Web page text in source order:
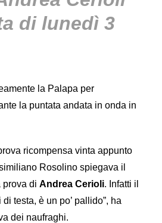
di lunedì 3
la Palapa per
la puntata andata in onda in
ricompensa vinta appunto
Rosolino spiegava il
prova di Andrea Cerioli. Infatti il
testa, è un po’ pallido”, ha
dei naufraghi.